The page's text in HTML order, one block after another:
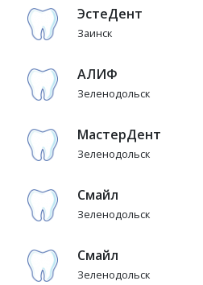
ЭстеДент
Заинск
АЛИФ
Зеленодольск
МастерДент
Зеленодольск
Смайл
Зеленодольск
Смайл
Зеленодольск